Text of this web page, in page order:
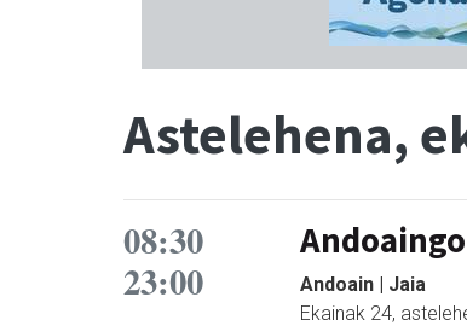
Astelehena,
08:30
23:00
Andoain | Jaia
Ekainak 24,